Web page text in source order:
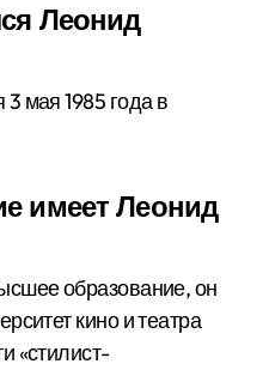
Леонид
мая 1985 года в
имеет Леонид
образование, он
кино и театра
«стилист-